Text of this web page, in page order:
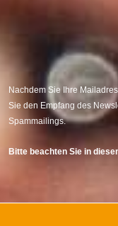
Nachdem Sie Ihre
Sie den Empfang des
Spammailings.
Bitte beachten Sie in